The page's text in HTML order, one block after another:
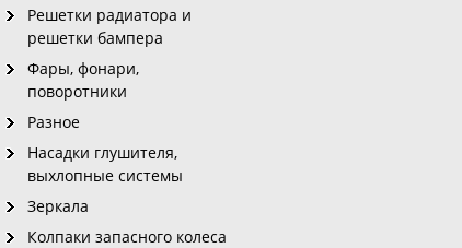
Решетки радиатора и
решетки бампера
Фары, фонари,
поворотники
Разное
Насадки глушителя,
выхлопные системы
Зеркала
Колпаки запасного колеса